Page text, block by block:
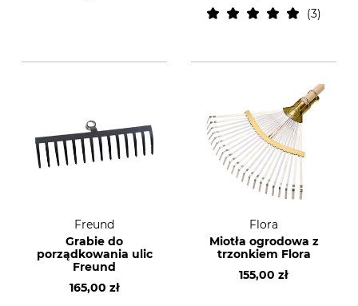
3
Freund
Grabie do
porządkowania ulic
Freund
165,00 zł
Flora
Miotła ogrodowa z
trzonkiem Flora
155,00 zł